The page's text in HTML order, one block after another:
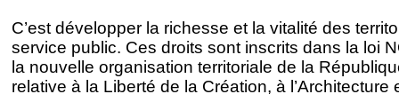
C’est développer la richesse et la vitalité des
service public. Ces droits sont inscrits dans la loi
la nouvelle organisation territoriale de la
relative à la Liberté de la Création, à l’Architecture